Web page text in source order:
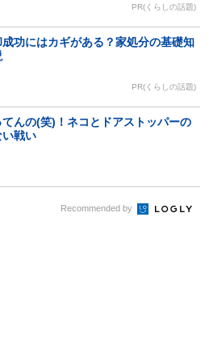
PR(くらしの話題)
功にはカギがある？家処分の基礎知
PR(くらしの話題)
んの(笑)！ネコとドアストッパーの
戦い
Recommended by